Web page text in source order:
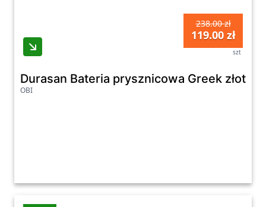
238.00 zł
119.00 zł
szt
Durasan Bateria prysznicowa Greek złoto
OBI